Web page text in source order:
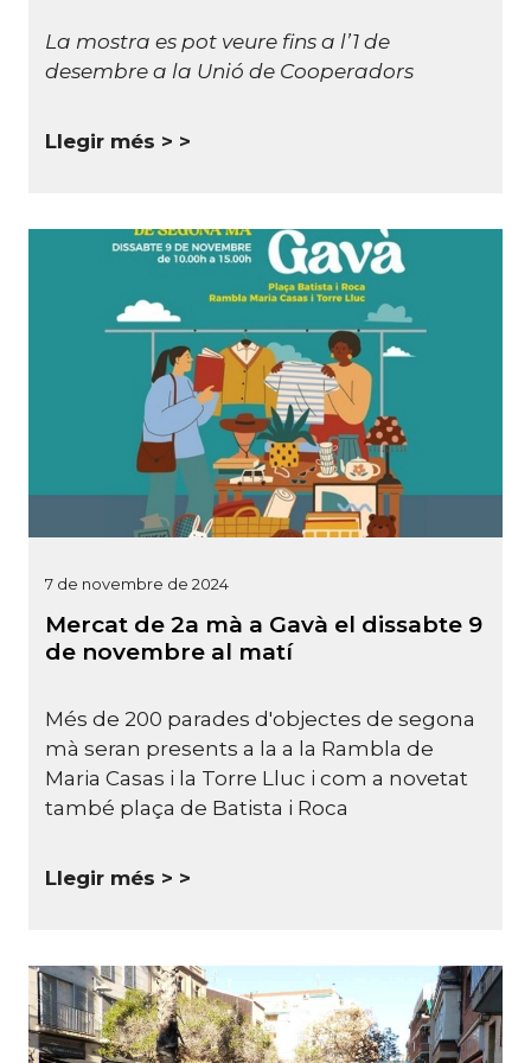
La mostra es pot veure fins a l’1 de
desembre a la Unió de Cooperadors
Llegir més >
7 de novembre de 2024
Mercat de 2a mà a Gavà el dissabte 9
de novembre al matí
Més de 200 parades d'objectes de segona
mà seran presents a la a la Rambla de
Maria Casas i la Torre Lluc i com a novetat
també plaça de Batista i Roca
Llegir més >